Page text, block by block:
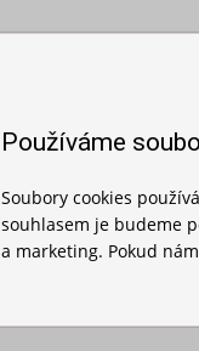
Používáme
Soubory cookies
souhlasem je budeme
a marketing. Pokud